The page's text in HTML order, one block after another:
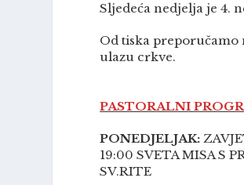
Sljedeća nedjelja je 4.
Od tiska preporučamo
ulazu crkve.
PASTORALNI
PONEDJELJAK:
19:00 SVETA MISA S
SV.RITE